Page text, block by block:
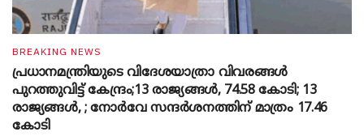
BREAKING NEWS
പ്രധാനമന്ത്രിയുടെ വിദേശയാത്രാ വിവരങ്ങൾ
പുറത്തുവിട്ട് കേന്ദ്രം;13 രാജ്യങ്ങൾ, 74.58 കോടി; 13
രാജ്യങ്ങൾ, ; നോർവേ സന്ദർശനത്തിന് മാത്രം 17.46
കോടി